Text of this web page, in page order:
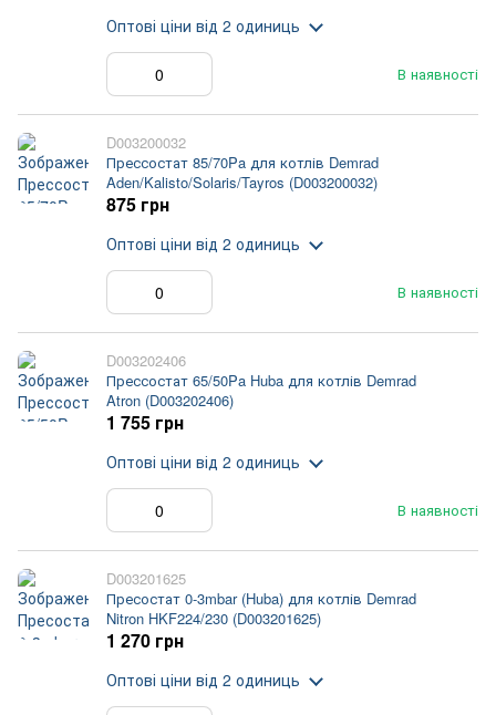
В наявності
Оптові ціни від 2 одиниць
D003200032
Прессостат 85/70Pa для котлів Demrad
Aden/Kalisto/Solaris/Tayros (D003200032)
В наявності
875 грн
Оптові ціни від 2 одиниць
D003202406
Прессостат 65/50Pa Huba для котлів Demrad
Atron (D003202406)
В наявності
1 755 грн
Оптові ціни від 2 одиниць
D003201625
Пресостат 0-3mbar (Huba) для котлів Demrad
Nitron HKF224/230 (D003201625)
1 270 грн
Оптові ціни від 2 одиниць